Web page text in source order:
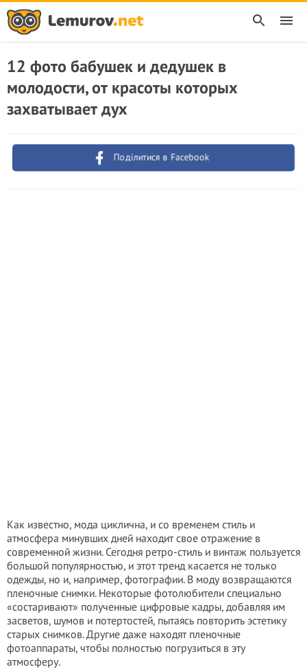
12 фото бабушек и дедушек в
молодости, от красоты которых
захватывает дух
Поділитися в Facebook
Как известно, мода циклична, и со временем стиль и
атмосфера минувших дней находит свое отражение в
современной жизни. Сегодня ретро-стиль и винтаж пользуется
большой популярностью, и этот тренд касается не только
одежды, но и, например, фотографии. В моду возвращаются
пленочные снимки. Некоторые фотолюбители специально
«состаривают» полученные цифровые кадры, добавляя им
засветов, шумов и потертостей, пытаясь повторить эстетику
старых снимков. Другие даже находят пленочные
фотоаппараты, чтобы полностью погрузиться в эту
атмосферу.